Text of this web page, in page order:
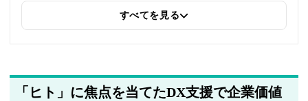
関連企業の紹介を追加しました
すべてを見る
「ヒト」に焦点を当てたDX支援で企業価値